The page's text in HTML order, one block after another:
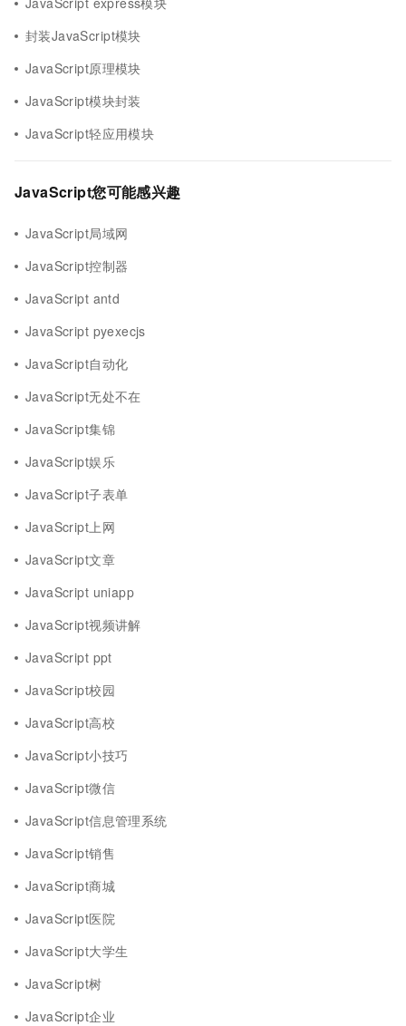
封装JavaScript模块
JavaScript原理模块
JavaScript模块封装
JavaScript轻应用模块
JavaScript您可能感兴趣
JavaScript局域网
JavaScript控制器
JavaScript antd
JavaScript pyexecjs
JavaScript自动化
JavaScript无处不在
JavaScript集锦
JavaScript娱乐
JavaScript子表单
JavaScript上网
JavaScript文章
JavaScript uniapp
JavaScript视频讲解
JavaScript ppt
JavaScript校园
JavaScript高校
JavaScript小技巧
JavaScript微信
JavaScript信息管理系统
JavaScript销售
JavaScript商城
JavaScript医院
JavaScript大学生
JavaScript树
JavaScript企业